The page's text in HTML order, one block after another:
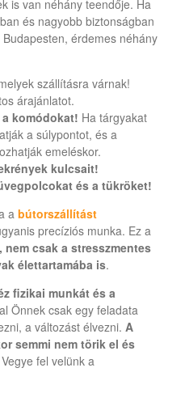
is van néhány teendője. Ha
és nagyobb biztonságban
érdemes néhány
szállításra várnak!
árajánlatot.
komódokat! Ha tárgyakat
a súlypontot, és a
emeléskor.
kulcsait!
és a tükröket!
a bútorszállítást
precíziós munka. Ez a
nem csak a stresszmentes
élettartamába is.
fizikai munkát és a
Önnek csak egy feladata
a változást élvezni. A
semmi nem törik el és
fel velünk a